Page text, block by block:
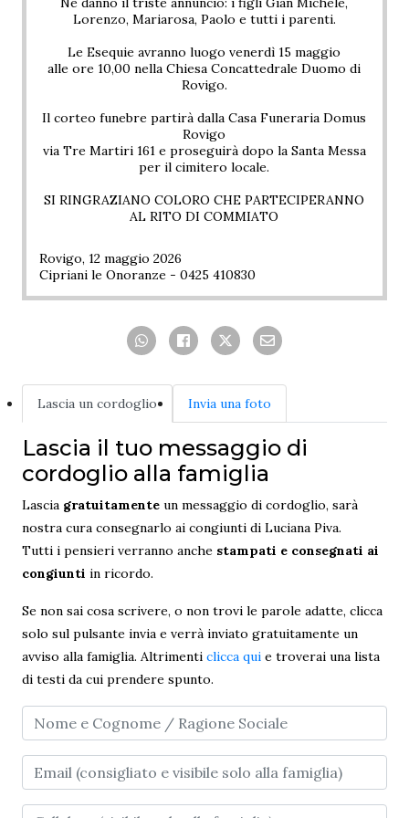
Lorenzo, Mariarosa, Paolo e tutti i parenti.
Le Esequie avranno luogo venerdì 15 maggio
alle ore 10,00 nella Chiesa Concattedrale Duomo di
Rovigo.
Il corteo funebre partirà dalla Casa Funeraria Domus
Rovigo
via Tre Martiri 161 e proseguirà dopo la Santa Messa
per il cimitero locale.
SI RINGRAZIANO COLORO CHE PARTECIPERANNO
AL RITO DI COMMIATO
Rovigo, 12 maggio 2026
Cipriani le Onoranze - 0425 410830
Lascia un cordoglio Invia una foto
Lascia il tuo messaggio di
cordoglio alla famiglia
Lascia gratuitamenteun messaggio di cordoglio, sarà
nostra cura consegnarlo ai congiunti di Luciana Piva.
Tutti i pensieri verranno anche stampati e consegnati ai
congiunti in ricordo.
Se non sai cosa scrivere, o non trovi le parole adatte, clicca
solo sul pulsante invia e verrà inviato gratuitamente un
avviso alla famiglia. Altrimenti clicca quie troverai una lista
di testi da cui prendere spunto.